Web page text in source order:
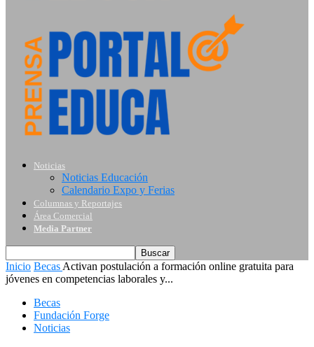
Noticias
Noticias Educación
Calendario Expo y Ferias
Columnas y Reportajes
Área Comercial
Media Partner
Inicio Becas Activan postulación a formación online gratuita para
jóvenes en competencias laborales y...
Becas
Fundación Forge
Noticias